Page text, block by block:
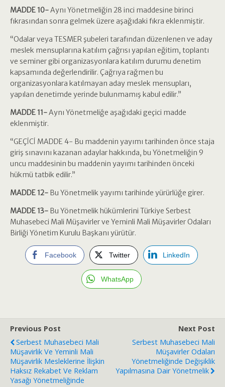
MADDE 10-Aynı Yönetmeliğin 28 inci maddesine birinci
fıkrasından sonra gelmek üzere aşağıdaki fıkra eklenmiştir.
“Odalar veya TESMER şubeleri tarafından düzenlenen ve aday
meslek mensuplarına katılım çağrısı yapılan eğitim, toplantı
ve seminer gibi organizasyonlara katılım durumu denetim
kapsamında değerlendirilir. Çağrıya rağmen bu
organizasyonlara katılmayan aday meslek mensupları,
yapılan denetimde yerinde bulunmamış kabul edilir.”
MADDE 11-Aynı Yönetmeliğe aşağıdaki geçici madde
eklenmiştir.
“GEÇİCİ MADDE 4- Bu maddenin yayımı tarihinden önce staja
giriş sınavını kazanan adaylar hakkında, bu Yönetmeliğin 9
uncu maddesinin bu maddenin yayımı tarihinden önceki
hükmü tatbik edilir.”
MADDE 12- Bu Yönetmelik yayımı tarihinde yürürlüğe girer.
MADDE 13- Bu Yönetmelik hükümlerini Türkiye Serbest
Muhasebeci Mali Müşavirler ve Yeminli Mali Müşavirler Odaları
Birliği Yönetim Kurulu Başkanı yürütür.
Facebook Twitter LinkedIn
WhatsApp
Previous Post
Serbest Muhasebeci Mali
Müşavirlik Ve Yeminli Mali
Müşavirlik Mesleklerine İlişkin
Haksız Rekabet Ve Reklam
Yasağı Yönetmeliğinde
Next Post
Serbest Muhasebeci Mali
Müşavirler Odaları
Yönetmeliğinde Değişiklik
Yapılmasına Dair Yönetmelik